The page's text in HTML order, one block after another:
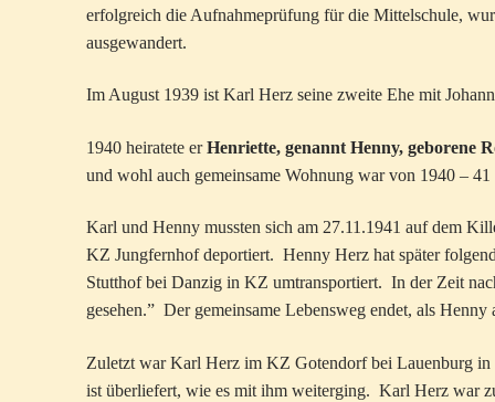
erfolgreich die Aufnahmeprüfung für die Mittelschule,
ausgewandert.
Im August 1939 ist Karl Herz seine zweite Ehe mit
1940 heiratete erHenriette, genannt Henny, geborene
und wohl auch gemeinsame Wohnung war von 1940 – 41
Karl und Henny mussten sich am 27.11.1941 auf dem
KZ Jungfernhof deportiert. Henny Herz hat später
Stutthof bei Danzig in KZ umtransportiert. In der Zeit
gesehen.” Der gemeinsame Lebensweg endet, als
Zuletzt war Karl Herz im KZ Gotendorf bei Lauenburg in
ist überliefert, wie es mit ihm weiterging. Karl Herz war